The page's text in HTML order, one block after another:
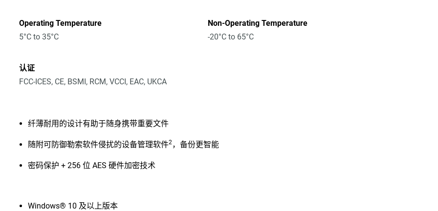
Operating Temperature
5°C to 35°C
Non-Operating Temperature
-20°C to 65°C
认证
FCC-ICES, CE, BSMI, RCM, VCCI, EAC, UKCA
纤薄耐用的设计有助于随身携带重要文件
随附可防御勒索软件侵扰的设备管理软件2，备份更智能
密码保护 + 256 位 AES 硬件加密技术
Windows® 10 及以上版本